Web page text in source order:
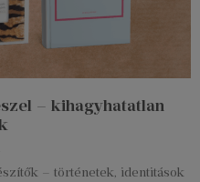
– kihagyhatatlan
– történetek, identitások